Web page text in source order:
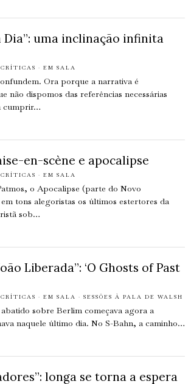
Dia”: uma inclinação infinita
CRÍTICAS · EM SALA
Ora porque a narrativa é
não dispomos das referências necessárias
cumprir…
en-scène e apocalipse
CRÍTICAS · EM SALA
o Apocalipse (parte do Novo
tons alegoristas os últimos estertores da
sob…
Liberada”: ‘O Ghosts of Past
CRÍTICAS · EM SALA · SESSÕES À PALA DE WALSH
sobre Berlim começava agora a
naquele último dia. No S-Bahn, a caminho…
longa se torna a espera